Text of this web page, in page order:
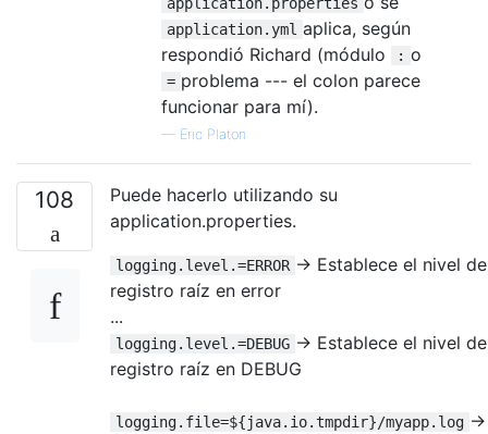
application.yml aplica, según
respondió Richard (módulo
: o
= problema --- el colon parece
funcionar para mí).
— Eric Platon
108
Puede hacerlo utilizando su
application.properties.
logging.level.=ERROR -> Establece el nivel de
registro raíz en error
...
logging.level.=DEBUG -> Establece el nivel de
registro raíz en DEBUG
logging.file=${java.io.tmpdir}/myapp.log ->